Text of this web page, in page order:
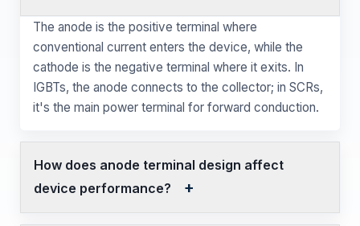
The anode is the positive terminal where
conventional current enters the device, while the
cathode is the negative terminal where it exits. In
IGBTs, the anode connects to the collector; in SCRs,
it's the main power terminal for forward conduction.
How does anode terminal design affect
device performance?